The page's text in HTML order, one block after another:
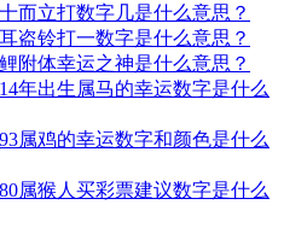
而立打数字几是什么意思？
盗铃打一数字是什么意思？
附体幸运之神是什么意思？
年出生属马的幸运数字是什么
属鸡的幸运数字和颜色是什么
属猴人买彩票建议数字是什么